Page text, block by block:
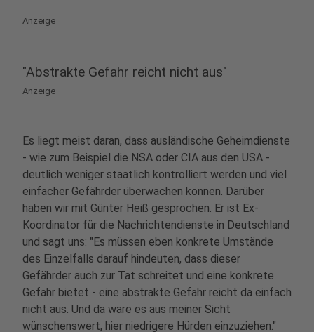
Anzeige
"Abstrakte Gefahr reicht nicht aus"
Anzeige
Es liegt meist daran, dass ausländische Geheimdienste
- wie zum Beispiel die NSA oder CIA aus den USA -
deutlich weniger staatlich kontrolliert werden und viel
einfacher Gefährder überwachen können. Darüber
haben wir mit Günter Heiß gesprochen. Er ist Ex-
Koordinator für die Nachrichtendienste in Deutschland
und sagt uns: "Es müssen eben konkrete Umstände
des Einzelfalls darauf hindeuten, dass dieser
Gefährder auch zur Tat schreitet und eine konkrete
Gefahr bietet - eine abstrakte Gefahr reicht da einfach
nicht aus. Und da wäre es aus meiner Sicht
wünschenswert, hier niedrigere Hürden einzuziehen."